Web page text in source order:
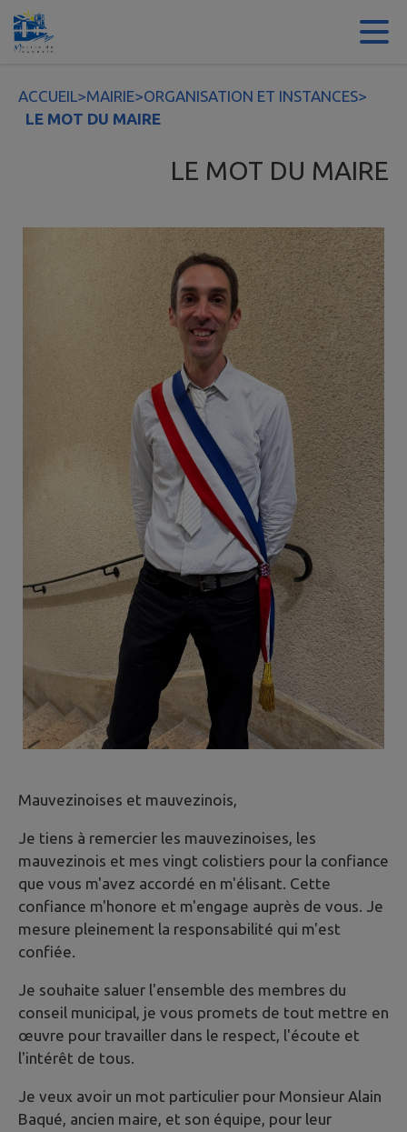
Contenu
ACCUEIL>MAIRIE>ORGANISATION ET INSTANCES>
LE MOT DU MAIRE
LE MOT DU MAIRE
Mauvezinoises et mauvezinois,
Je tiens à remercier les mauvezinoises, les
mauvezinois et mes vingt colistiers pour la confiance
que vous m'avez accordé en m'élisant. Cette
confiance m'honore et m'engage auprès de vous. Je
mesure pleinement la responsabilité qui m'est
confiée.
Je souhaite saluer l'ensemble des membres du
conseil municipal, je vous promets de tout mettre en
œuvre pour travailler dans le respect, l'écoute et
l'intérêt de tous.
Je veux avoir un mot particulier pour Monsieur Alain
Baqué, ancien maire, et son équipe, pour leur